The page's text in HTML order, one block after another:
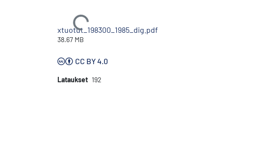
Ladataan...
xtuotut_198300_1985_dig.pdf
38.67 MB
CC BY 4.0
Lataukset 192